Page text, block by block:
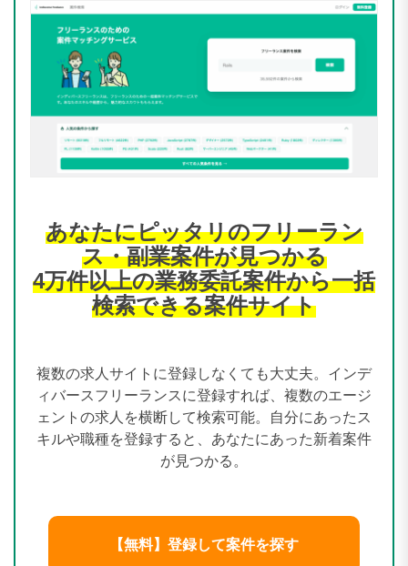
あなたにピッタリのフリーラン
ス・副業案件が見つかる
4万件以上の業務委託案件から一括
検索できる案件サイト
複数の求人サイトに登録しなくても大丈夫。インデ
ィバースフリーランスに登録すれば、複数のエージ
ェントの求人を横断して検索可能。自分にあったス
キルや職種を登録すると、あなたにあった新着案件
が見つかる。
【無料】登録して案件を探す